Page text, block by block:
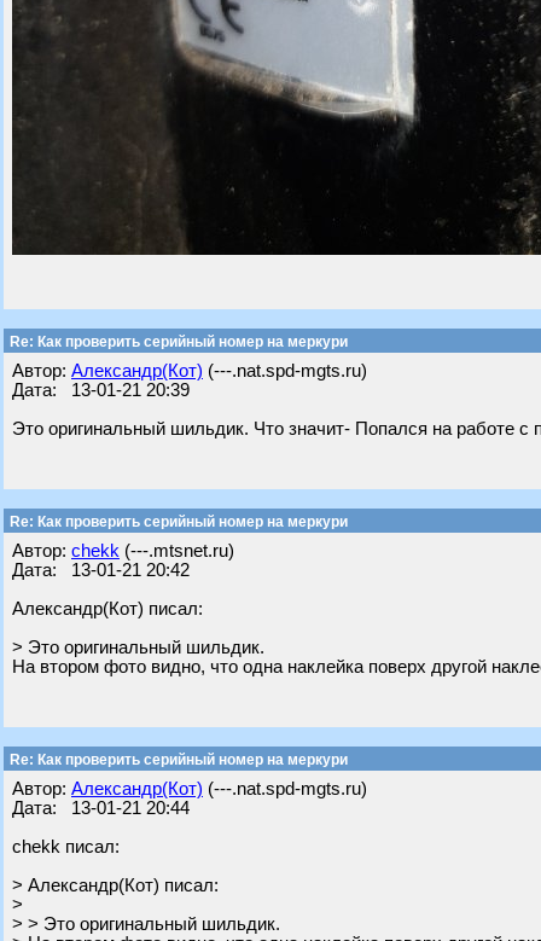
Re: Как проверить серийный номер на меркури
Автор: Александр(Кот) (---.nat.spd-mgts.ru)
Дата: 13-01-21 20:39
Это оригинальный шильдик. Что значит- Попался на работе с
Re: Как проверить серийный номер на меркури
Автор: chekk (---.mtsnet.ru)
Дата: 13-01-21 20:42
Александр(Кот) писал:
> Это оригинальный шильдик.
На втором фото видно, что одна наклейка поверх другой
Re: Как проверить серийный номер на меркури
Автор: Александр(Кот) (---.nat.spd-mgts.ru)
Дата: 13-01-21 20:44
chekk писал:
> Александр(Кот) писал:
>
> > Это оригинальный шильдик.